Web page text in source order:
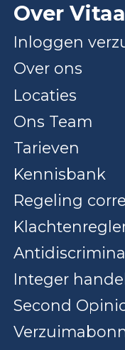
Over
Inloggen
Over ons
Locaties
Ons Team
Tarieven
Kennisbank
Regeling
Integer
Second